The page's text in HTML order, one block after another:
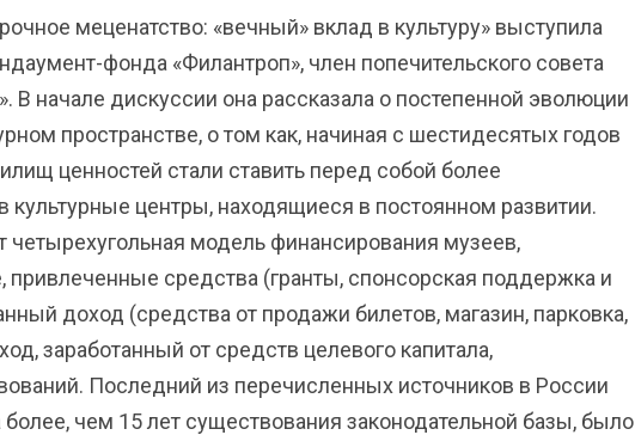
меценатство: «вечный» вклад в культуру» выступила
фонда «Филантроп», член попечительского совета
начале дискуссии она рассказала о постепенной эволюции
пространстве, о том как, начиная с шестидесятых годов
ценностей стали ставить перед собой более
центры, находящиеся в постоянном развитии.
четырехугольная модель финансирования музеев,
средства (гранты, спонсорская поддержка и
доход (средства от продажи билетов, магазин, парковка,
заработанный от средств целевого капитала,
Последний из перечисленных источников в России
чем 15 лет существования законодательной базы, было